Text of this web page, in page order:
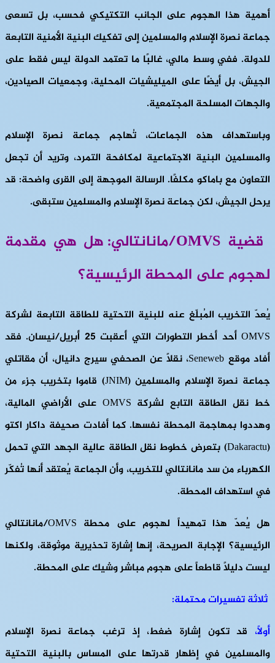
أهمية هذا الهجوم على الجانب التكتيكي فحسب، بل تسعى
جماعة نصرة الإسلام والمسلمين إلى تفكيك البنية الأمنية التابعة
للدولة. ففي وسط مالي، غالبًا ما تعتمد الدولة ليس فقط على
الجيش، بل أيضًا على الميليشيات المحلية، وجمعيات الصيادين،
والجهات المسلحة المجتمعية.
وباستهداف هذه الجماعات، تُهاجم جماعة نصرة الإسلام
والمسلمين البنية الاجتماعية لمكافحة التمرد، وتريد أن تجعل
التعاون مع باماكو مكلفًا. الرسالة الموجهة إلى القرى واضحة: قد
يرحل الجيش، لكن جماعة نصرة الإسلام والمسلمين ستبقى.
قضية
OMVS/مانانتالي: هل هي مقدمة
لهجوم على المحطة الرئيسية؟
يُعدّ التخريب المُبلّغ عنه للبنية التحتية للطاقة التابعة لشركة
OMVS أحد أخطر التطورات التي أعقبت 25 أبريل/نيسان. فقد
أفاد موقع Seneweb، نقلاً عن الصحفي سيرج دانيال، أن مقاتلي
جماعة نصرة الإسلام والمسلمين (JNIM) قاموا بتخريب جزء من
خط نقل الطاقة التابع لشركة OMVS على الأراضي المالية،
وهددوا بمهاجمة المحطة نفسها. كما أفادت صحيفة داكار اكتو
(Dakaractu) بتعرض خطوط نقل الطاقة عالية الجهد التي تحمل
الكهرباء من سد مانانتالي للتخريب، وأن الجماعة يُعتقد أنها تُفكّر
في استهداف المحطة.
هل يُعدّ هذا تمهيداً لهجوم على محطة OMVS/مانانتالي
الرئيسية؟ الإجابة الصريحة، إنها إشارة تحذيرية موثوقة، ولكنها
ليست دليلاً قاطعاً على هجوم مباشر وشيك على المحطة.
ثلاثة تفسيرات محتملة:
أولاً، قد تكون إشارة ضغط، إذ ترغب جماعة نصرة الإسلام
والمسلمين في إظهار قدرتها على المساس بالبنية التحتية